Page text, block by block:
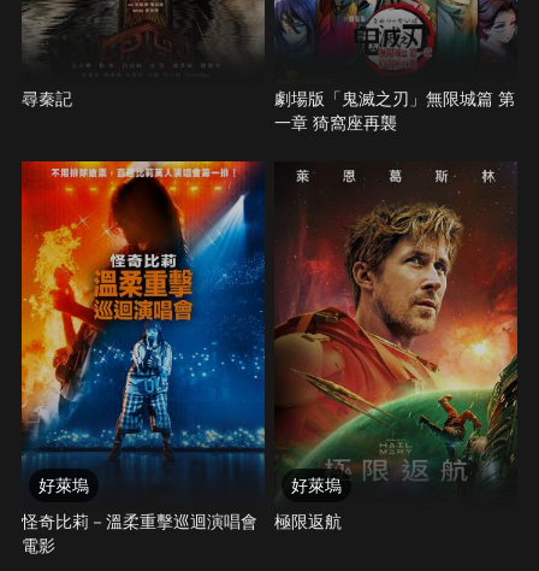
尋秦記
劇場版「鬼滅之刃」無限城篇 第
一章 猗窩座再襲
好萊塢
怪奇比莉－溫柔重擊巡迴演唱會
電影
好萊塢
極限返航